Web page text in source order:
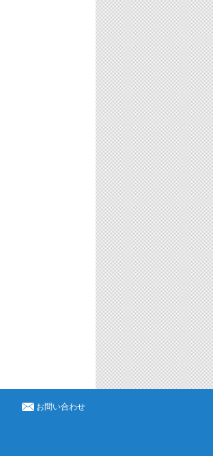
お問い合わせ